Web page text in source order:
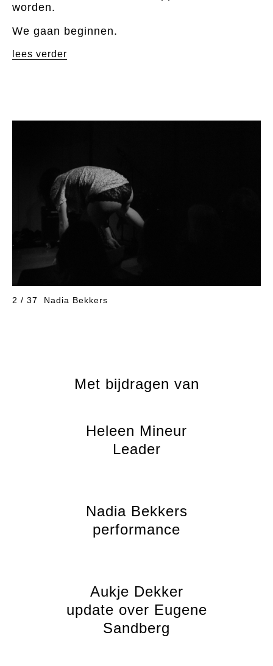
worden.
We gaan beginnen.
lees verder
2 / 37 Nadia Bekkers
Met bijdragen van
Heleen Mineur
Leader
Nadia Bekkers
performance
Aukje Dekker
update over Eugene
Sandberg